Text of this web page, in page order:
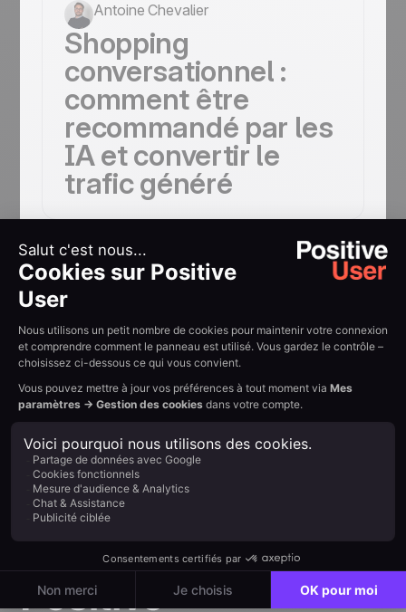
Antoine Chevalier
Shopping
conversationnel :
comment être
recommandé par les
IA et convertir le
trafic généré
Oubliez la
complexité. Place
à la simplicité.
Ne choisissez plus entre simplicité et puissance.
Avec Positive User, unifiez votre marketing,